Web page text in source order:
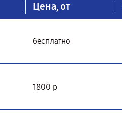
Цена, от
бесплатно
1800 р